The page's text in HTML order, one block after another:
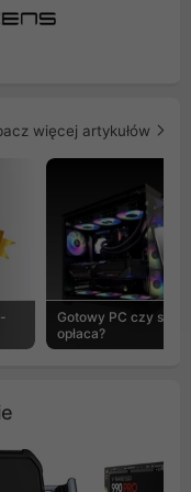
więcej artykułów
Gotowy PC czy
opłaca?